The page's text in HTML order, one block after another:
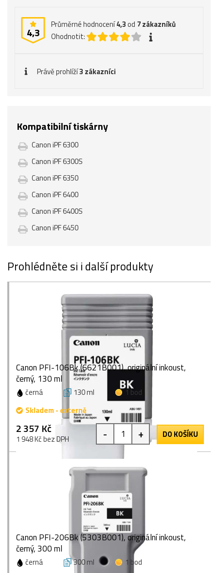
4,3
Průměrné hodnocení4,3od 7zákazníků
Ohodnotit:
Právě prohlíží3 zákazníci
Kompatibilní tiskárny
Canon iPF 6300
Canon iPF 6300S
Canon iPF 6350
Canon iPF 6400
Canon iPF 6400S
Canon iPF 6450
Prohlédněte si i další produkty
Canon PFI-106Bk (6621B001), originální inkoust,
černý, 130 ml
černá 130 ml
1 bod
Skladem - externě
2 357 Kč
1 948 Kč bez DPH - + DO KOŠÍKU
Canon PFI-206Bk (5303B001), originální inkoust,
černý, 300 ml
černá 300 ml 1 bod